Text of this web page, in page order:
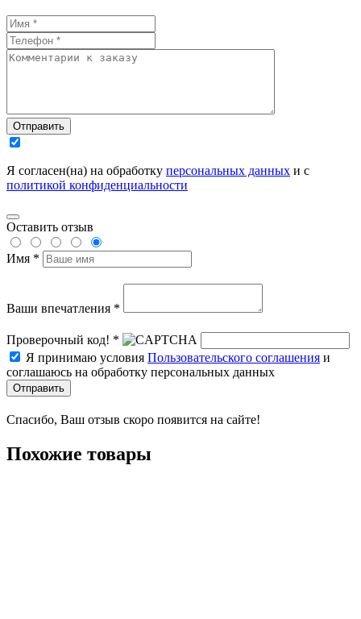
Отправить
Я согласен(на) на обработку персональных данных и с
политикой конфиденциальности
Оставить отзыв
Имя *
Ваши впечатления *
Проверочный код! *
Я принимаю условия Пользовательского соглашения и
соглашаюсь на обработку персональных данных
Отправить
Спасибо, Ваш отзыв скоро появится на сайте!
Похожие товары